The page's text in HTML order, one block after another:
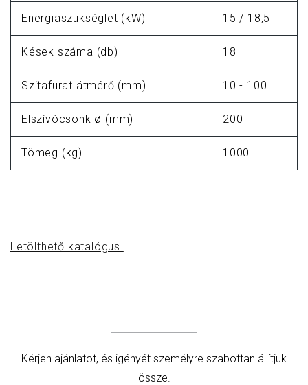
Energiaszükséglet (kW) 15 / 18,5
Kések száma (db) 18
Szitafurat átmérő (mm) 10 - 100
Elszívócsonk ø (mm) 200
Tömeg (kg) 1000
Letölthető katalógus.
Kérjen ajánlatot, és igényét személyre szabottan állítjuk
össze.